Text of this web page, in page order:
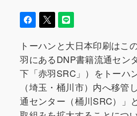
トーハンと大日本印刷はこ
羽にあるDNP書籍流通セン
下「赤羽SRC」）をトーハ
（埼玉・桶川市）内へ移管
通センター（桶川SRC）」